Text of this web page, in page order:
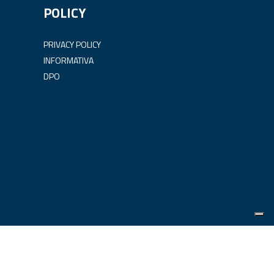
POLICY
PRIVACY POLICY
INFORMATIVA
DPO